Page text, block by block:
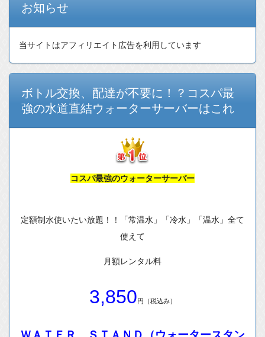
お知らせ
当サイトはアフィリエイト広告を利用しています
ボトル交換、配達が不要に！？コスパ最
強の水道直結ウォーターサーバーはこれ
コスパ最強のウォーターサーバー
定額制水使いたい放題！！「常温水」「冷水」「温水」全て
使えて
月額レンタル料
3,850円（税込み）